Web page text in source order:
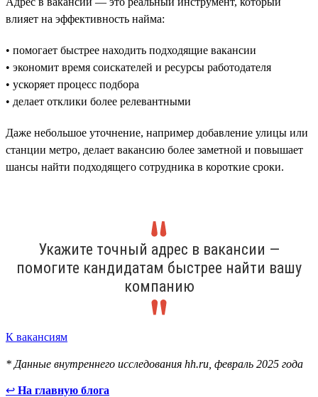
влияет на эффективность найма:
• помогает быстрее находить подходящие вакансии
• экономит время соискателей и ресурсы работодателя
• ускоряет процесс подбора
• делает отклики более релевантными
Даже небольшое уточнение, например добавление улицы или
станции метро, делает вакансию более заметной и повышает
шансы найти подходящего сотрудника в короткие сроки.
Укажите точный адрес в вакансии —
помогите кандидатам быстрее найти вашу
компанию
К вакансиям
* Данные внутреннего исследования hh.ru, февраль 2025 года
↩ На главную блога